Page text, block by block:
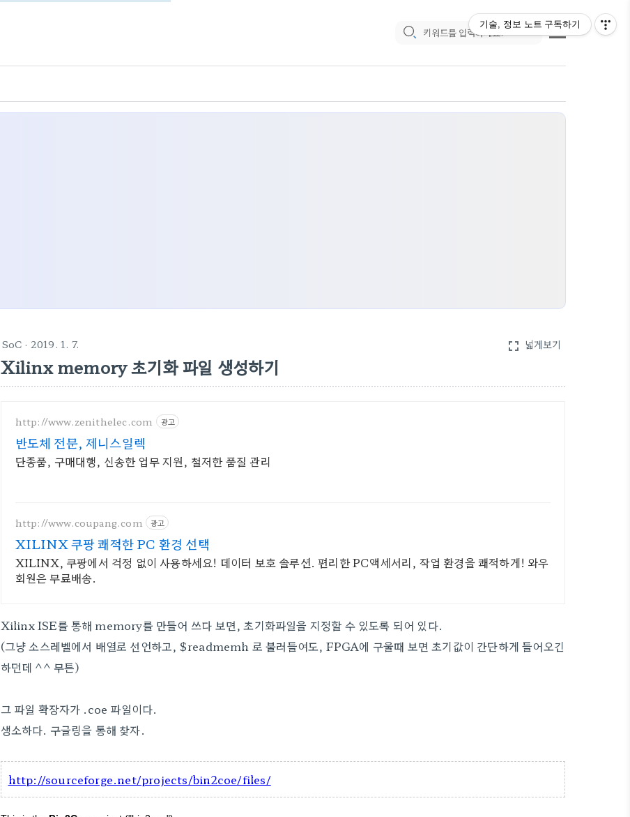
SoC · 2019. 1. 7. fullscreen 넓게보기
Xilinx memory 초기화 파일 생성하기
http://www.zenithelec.com 광고
반도체 전문, 제니스일렉
단종품, 구매대행, 신송한 업무 지원, 철저한 품질 관리
http://www.coupang.com 광고
XILINX 쿠팡 쾌적한 PC 환경 선택
XILINX, 쿠팡에서 걱정 없이 사용하세요! 데이터 보호 솔루션. 편리한 PC액세서리, 작업 환경을 쾌적하게! 와우
회원은 무료배송.
Xilinx ISE를 통해 memory를 만들어 쓰다 보면, 초기화파일을 지정할 수 있도록 되어 있다.
(그냥 소스레벨에서 배열로 선언하고, $readmemh 로 불러들여도, FPGA에 구울때 보면 초기값이 간단하게 들어오긴
하던데 ^^ 무튼)
그 파일 확장자가 .coe 파일이다.
생소하다. 구글링을 통해 찾자.
http://sourceforge.net/projects/bin2coe/files/
기술, 정보 노트 구독하기